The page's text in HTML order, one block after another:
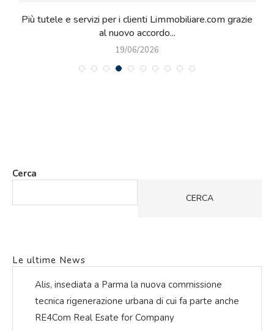
Più tutele e servizi per i clienti Limmobiliare.com grazie
al nuovo accordo...
19/06/2026
Cerca
CERCA
Le ultime News
Alis, insediata a Parma la nuova commissione
tecnica rigenerazione urbana di cui fa parte anche
RE4Com Real Esate for Company